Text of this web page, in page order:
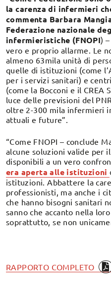
la carenza di infermieri
commenta Barbara
Federazione nazionale
infermieristiche (FNOPI)
vero e proprio allarme. Le
almeno 63mila unità di
quelle di istituzioni (come
per i servizi sanitari) e
(come la Bocconi e il CREA
luce delle previsioni del
oltre 2-300 mila infermieri
attuali e future”.
“Come FNOPI – conclude
alcune soluzioni valide per
disponibili a un vero
era aperta alle istituzioni
istituzioni. Abbattere la
professionisti, ma anche i
che hanno bisogni sanitari
sanno che accanto nella
soprattutto, se non
RAPPORTO COMPLETO